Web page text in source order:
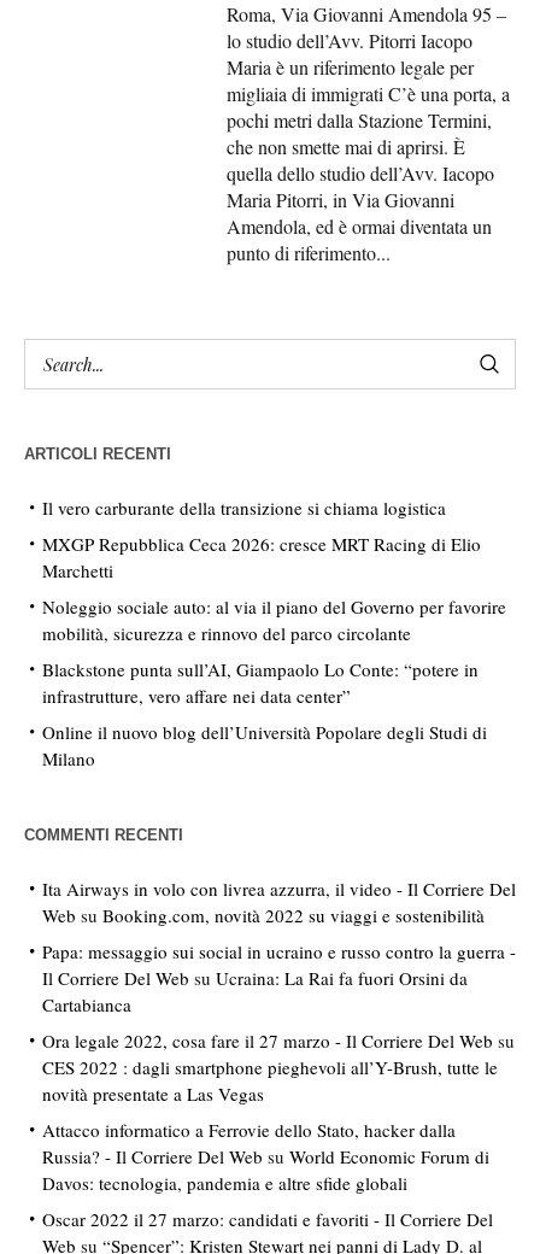
Roma, Via Giovanni Amendola 95 –
lo studio dell’Avv. Pitorri Iacopo
Maria è un riferimento legale per
migliaia di immigrati C’è una porta, a
pochi metri dalla Stazione Termini,
che non smette mai di aprirsi. È
quella dello studio dell’Avv. Iacopo
Maria Pitorri, in Via Giovanni
Amendola, ed è ormai diventata un
punto di riferimento...
ARTICOLI RECENTI
Il vero carburante della transizione si chiama logistica
MXGP Repubblica Ceca 2026: cresce MRT Racing di Elio
Marchetti
Noleggio sociale auto: al via il piano del Governo per favorire
mobilità, sicurezza e rinnovo del parco circolante
Blackstone punta sull’AI, Giampaolo Lo Conte: “potere in
infrastrutture, vero affare nei data center”
Online il nuovo blog dell’Università Popolare degli Studi di
Milano
COMMENTI RECENTI
Ita Airways in volo con livrea azzurra, il video - Il Corriere Del
Web su Booking.com, novità 2022 su viaggi e sostenibilità
Papa: messaggio sui social in ucraino e russo contro la guerra -
Il Corriere Del Web su Ucraina: La Rai fa fuori Orsini da
Cartabianca
Ora legale 2022, cosa fare il 27 marzo - Il Corriere Del Web su
CES 2022 : dagli smartphone pieghevoli all’Y-Brush, tutte le
novità presentate a Las Vegas
Attacco informatico a Ferrovie dello Stato, hacker dalla
Russia? - Il Corriere Del Web su World Economic Forum di
Davos: tecnologia, pandemia e altre sfide globali
Oscar 2022 il 27 marzo: candidati e favoriti - Il Corriere Del
Web su “Spencer”: Kristen Stewart nei panni di Lady D. al